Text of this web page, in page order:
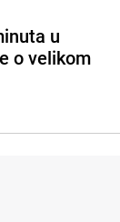
u
o velikom